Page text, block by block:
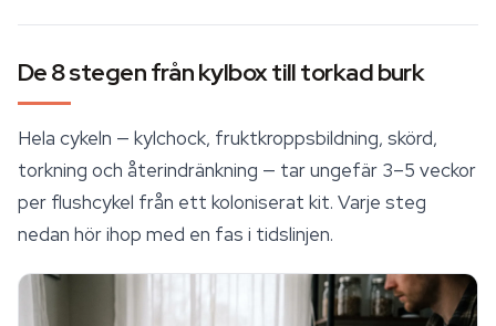
De 8 stegen från kylbox till torkad burk
Hela cykeln — kylchock, fruktkroppsbildning, skörd,
torkning och återindränkning — tar ungefär 3–5 veckor
per flushcykel från ett koloniserat kit. Varje steg
nedan hör ihop med en fas i tidslinjen.